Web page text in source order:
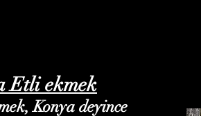
Etli ekmek
Konya deyince